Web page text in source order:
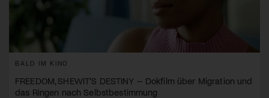
BALD IM KINO
FREEDOM, SHEWIT'S DESTINY – Dokfilm über Migration und
das Ringen nach Selbstbestimmung